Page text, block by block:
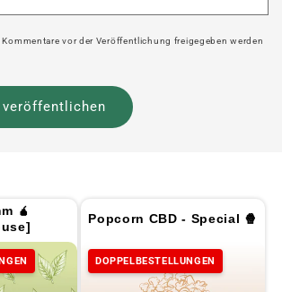
Kommentare vor der Veröffentlichung freigegeben werden
🧉
Popcorn CBD - Special 🍿
DOPPELBESTELLUNGEN